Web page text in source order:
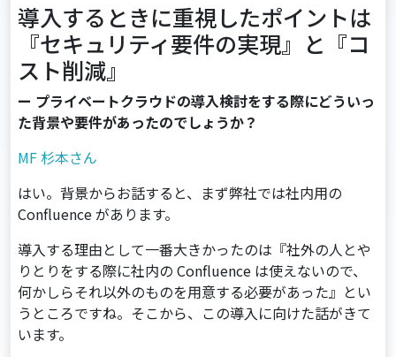
導入するときに重視したポイントは
『セキュリティ要件の実現』と『コ
スト削減』
ー プライベートクラウドの導入検討をする際にどういっ
た背景や要件があったのでしょうか？
MF 杉本さん
はい。背景からお話すると、まず弊社では社内用の
Confluence があります。
導入する理由として一番大きかったのは『社外の人とや
りとりをする際に社内の Confluence は使えないので、
何かしらそれ以外のものを用意する必要があった』とい
うところですね。そこから、この導入に向けた話がきて
います。